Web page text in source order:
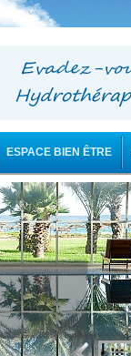
ESPACE BIEN ÊTRE